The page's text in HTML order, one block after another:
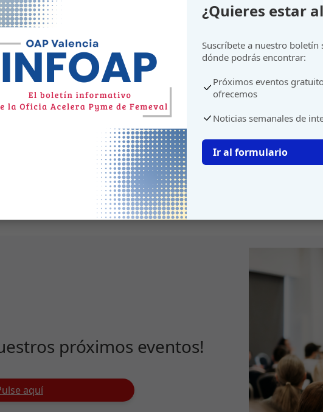
próximos eventos!
aquí
¿Quieres estar
Suscríbete a nuestro boletín
dónde podrás encontrar:
Próximos eventos
ofrecemos
Noticias semanales de
Ir al formulario